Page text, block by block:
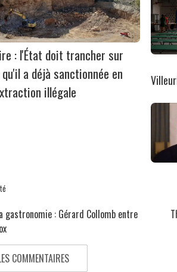
: l'État doit trancher sur
a déjà sanctionnée en
illégale
gastronomie : Gérard Collomb entre
COMMENTAIRES